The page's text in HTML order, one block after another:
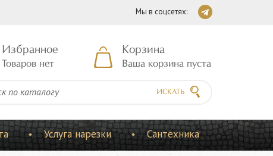
Мы в соцсетях:
Избранное
Товаров нет
Корзина
Ваша корзина пуста
ИСКАТЬ
Услуга нарезки Сантехника